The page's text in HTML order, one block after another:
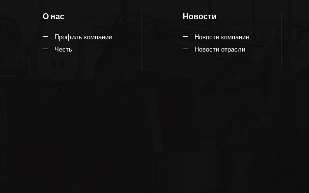
О нас
Профиль компании
Честь
Новости
Новости компании
Новости отрасли